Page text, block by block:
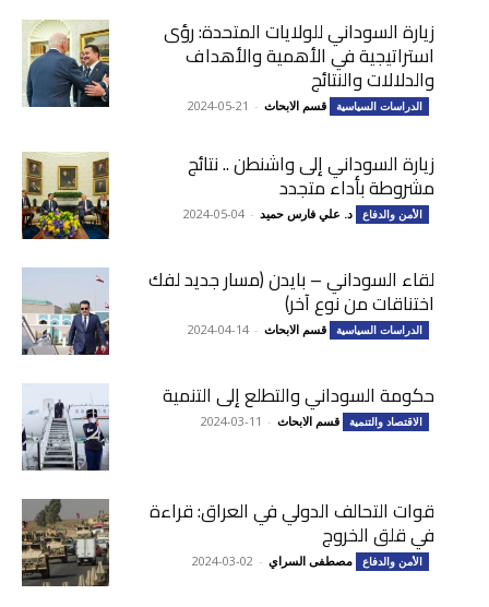
زيارة السوداني للولايات المتحدة: رؤى
استراتيجية في الأهمية والأهداف
والدلالات والنتائج
الدراسات السياسية قسم الابحاث -
2024-05-21
زيارة السوداني إلى واشنطن .. نتائج
مشروطة بأداء متجدد
الأمن والدفاع د. علي فارس حميد -
2024-05-04
لقاء السوداني – بايدن (مسار جديد لفك
اختناقات من نوع آخر)
الدراسات السياسية قسم الابحاث -
2024-04-14
حكومة السوداني والتطلع إلى التنمية
الاقتصاد والتنمية قسم الابحاث -
2024-03-11
قوات التحالف الدولي في العراق: قراءة
في قلق الخروج
الأمن والدفاع مصطفى السراي -
2024-03-02